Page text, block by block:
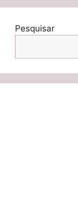
Pesquisar